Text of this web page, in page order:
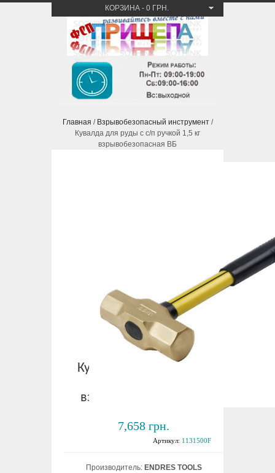
КОРЗИНА - 0 ГРН.
Главная / Взрывобезопасный инструмент/
Кувалда для руды с с/п ручкой 1,5 кг
взрывобезопасная ВБ
Кувалда для руды с с/п
взрывобезопасная ВБ
7,658 грн.
Артикул: 1131500F
Производитель: ENDRES TOOLS